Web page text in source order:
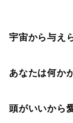
宇宙から与え
あなたは何か
頭がいいから